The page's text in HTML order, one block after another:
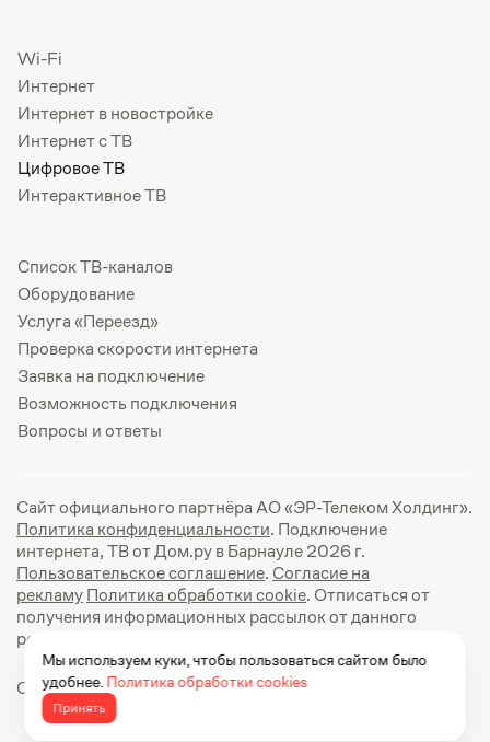
Wi-Fi
Интернет
Интернет в новостройке
Интернет с ТВ
Цифровое ТВ
Интерактивное ТВ
Список ТВ-каналов
Оборудование
Услуга «Переезд»
Проверка скорости интернета
Заявка на подключение
Возможность подключения
Вопросы и ответы
Сайт официального партнёра АО «ЭР-Телеком Холдинг».
Политика конфиденциальности. Подключение
интернета, ТВ от Дом.ру в Барнауле 2026 г.
Пользовательское соглашение. Согласие на
рекламуПолитика обработки cookie. Отписаться от
получения информационных рассылок от данного
ресурса можно на
Официальный сайт Дом.ру: https://dom.ru
Мы используем куки, чтобы пользоваться сайтом было
удобнее.Политика обработки cookies
Принять